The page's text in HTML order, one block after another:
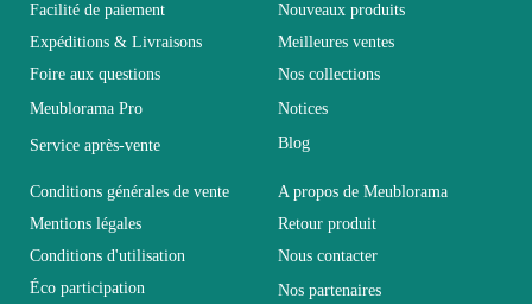
Collection SWITCH
Coloris Marron - Bois
Dimensions 280x180x40
Electrique Non électrique
Facilité de paiement
Expéditions & Livraisons
Foire aux questions
Meublorama Pro
Service après-vente
Nouveaux produits
Meilleures ventes
Nos collections
Notices
Blog
Conditions générales de vente
Mentions légales
Conditions d'utilisation
Éco participation
A propos de Meublorama
Retour produit
Nous contacter
Nos partenaires